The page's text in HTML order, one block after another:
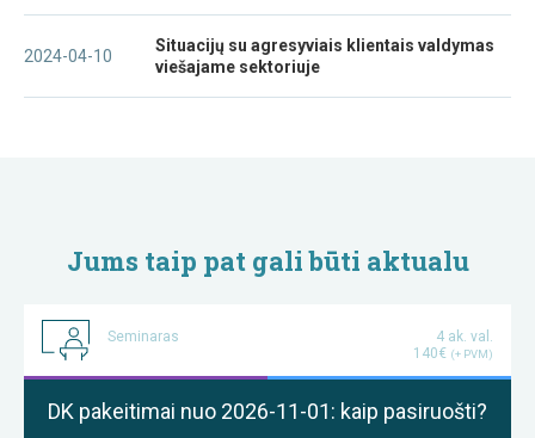
2024-04-10
Situacijų su agresyviais klientais valdymas
viešajame sektoriuje
Jums taip pat gali būti aktualu
Seminaras
4 ak. val.
140€ (+ PVM)
DK pakeitimai nuo 2026-11-01: kaip pasiruošti?